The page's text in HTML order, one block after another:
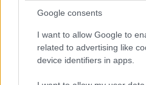
Google consents
I want to allow Google to
related to advertising like
device identifiers in apps.
piazza principale di
festeggiando con
stradale divelto. E alla
raccolto la spazzatura,
sono tornati a casa. Zero